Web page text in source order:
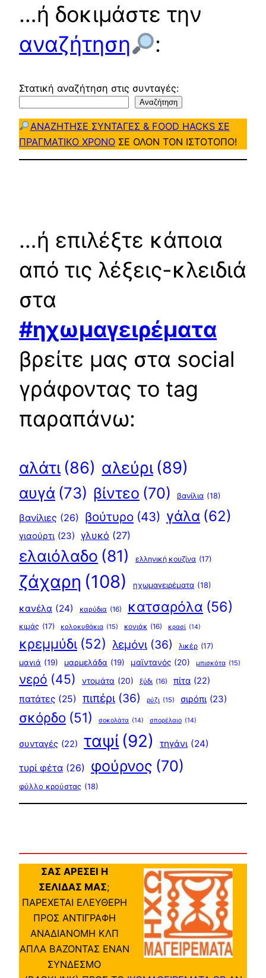
…ή δοκιμάστε την
αναζήτηση
:
Στατική αναζήτηση στις συνταγές:
Αναζήτηση
ΑΝΑΖΗΤΗΣΕ ΣΥΝΤΑΓΕΣ & FOOD HACKS ΣΕ
ΠΡΑΓΜΑΤΙΚΟ ΧΡΟΝΟ ΣΕ ΟΛΟΝ ΤΟΝ ΙΣΤΟΤΟΠΟ!
…ή επιλέξτε κάποια
από τις λέξεις-κλειδιά
στα
#ηχωμαγειρέματα
βρείτε μας στα social
γράφοντας το tag
παραπάνω:
αλάτι (86) αλεύρι (89)
αυγά (73) βίντεο (70) βανίλια (18)
βανίλιες (26) βούτυρο (43) γάλα (62)
γιαούρτι (23) γλυκό (27)
ελαιόλαδο (81) ελληνική κουζίνα (17)
ζάχαρη (108) ηχωμαγειρέματα (18)
κανέλα (24) καρύδια (16) κατσαρόλα (56)
κιμάς (17) κολοκυθάκια (15) κονιάκ (16) κρασί (14)
κρεμμύδι (52) λεμόνι (36) λικέρ (17)
μαγιά (19) μαρμελάδα (19) μαϊντανός (20) μπισκότα (15)
νερό (45) ντομάτα (20) ξύδι (16) πίτα (22)
πατάτες (25) πιπέρι (36) ρύζι (15) σιρόπι (23)
σκόρδο (51) σοκολάτα (14) σπορέλαιο (14)
συνταγές (22) ταψί (92) τηγάνι (24)
τυρί φέτα (26) φούρνος (70)
φύλλο κρούστας (18)
ΣΑΣ ΑΡΕΣΕΙ Η
ΣΕΛΙΔΑΣ ΜΑΣ;
ΠΑΡΕΧΕΤΑΙ ΕΛΕΥΘΕΡΗ
ΠΡΟΣ ΑΝΤΙΓΡΑΦΗ
ΑΝΑΔΙΑΝΟΜΗ ΚΛΠ
ΑΠΛΑ ΒΑΖΟΝΤΑΣ ΕΝΑΝ
ΣΥΝΔΕΣΜΟ